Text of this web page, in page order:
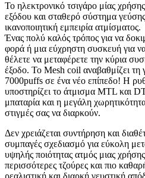
Το ηλεκτρονικό τσιγάρο μίας
εξόδου και σταθερό σύστημα
ικανοποιητική εμπειρία ατμίσματος.
Ένας πολύ καλός τρόπος για να
φορά ή μια εύχρηστη συσκευή για
θέλετε να μεταφέρετε την κύρια
έξοδο. Το Mesh coil αναβαθμίζει
7000puffs σε ένα νέο επίπεδο! Η
υποστηρίζει το άτμισμα MTL και
μπαταρία και η μεγάλη
στιγμές σας να διαρκούν.
Δεν χρειάζεται συντήρηση και
συμπαγές σχεδιασμό για εύκολη
υψηλής ποιότητας ατμός μιας
περισσότερες τζούρες και πιο